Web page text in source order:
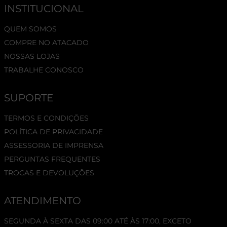
INSTITUCIONAL
QUEM SOMOS
COMPRE NO ATACADO
NOSSAS LOJAS
TRABALHE CONOSCO
SUPORTE
TERMOS E CONDIÇÕES
POLÍTICA DE PRIVACIDADE
ASSESSORIA DE IMPRENSA
PERGUNTAS FREQUENTES
TROCAS E DEVOLUÇÕES
ATENDIMENTO
SEGUNDA À SEXTA DAS 09:00 ATÉ ÀS 17:00, EXCETO